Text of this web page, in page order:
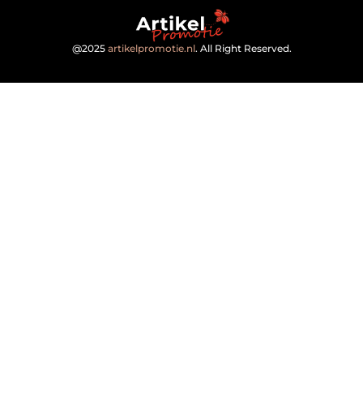
@2025 artikelpromotie.nl. All Right Reserved.